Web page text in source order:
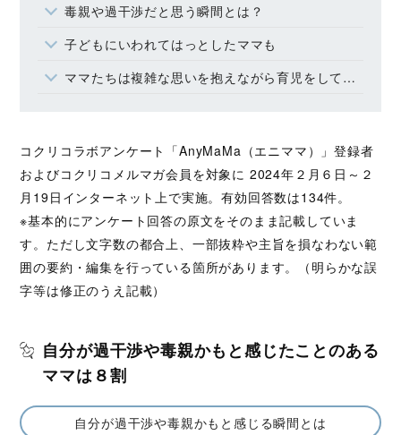
毒親や過干渉だと思う瞬間とは？
子どもにいわれてはっとしたママも
ママたちは複雑な思いを抱えながら育児をしている
コクリコラボアンケート「AnyMaMa（エニママ）」登録者
およびコクリコメルマガ会員を対象に 2024年２月６日～２
月19日インターネット上で実施。有効回答数は134件。
※基本的にアンケート回答の原文をそのまま記載していま
す。ただし文字数の都合上、一部抜粋や主旨を損なわない範
囲の要約・編集を行っている箇所があります。（明らかな誤
字等は修正のうえ記載）
自分が過干渉や毒親かもと感じたことのある
ママは８割
自分が過干渉や毒親かもと感じる瞬間とは